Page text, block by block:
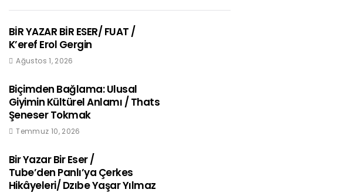
BİR YAZAR BİR ESER/ FUAT /
K’eref Erol Gergin
Ağustos 1, 2026
Biçimden Bağlama: Ulusal
Giyimin Kültürel Anlamı / Thats
Şeneser Tokmak
Temmuz 10, 2026
Bir Yazar Bir Eser /
Tube’den Panlı’ya Çerkes
Hikâyeleri/ Dzıbe Yaşar Yılmaz